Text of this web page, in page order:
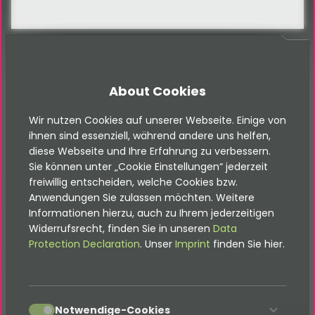
FAQ
Häufig gestellte Fragen
mobiloptimiert?
About Cookies
Wir nutzen Cookies auf unserer Webseite. Einige von
ihnen sind essenziell, während andere uns helfen,
diese Webseite und Ihre Erfahrung zu verbessern.
Sie können unter „Cookie Einstellungen“ jederzeit
freiwillig entscheiden, welche Cookies bzw.
Anwendungen Sie zulassen möchten. Weitere
Informationen hierzu, auch zu Ihrem jederzeitigen
Widerrufsrecht, finden Sie in unseren Data
Protection Declaration. Unser Imprint finden Sie hier.
accept Notwendige-Cookies